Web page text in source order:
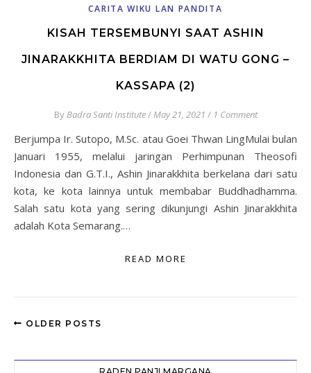
CARITA WIKU LAN PANDITA
KISAH TERSEMBUNYI SAAT ASHIN
JINARAKKHITA BERDIAM DI WATU GONG –
KASSAPA (2)
ByBadra Santi Institute/May 21, 2021 / 1 Comment
Berjumpa Ir. Sutopo, M.Sc. atau Goei Thwan LingMulai bulan
Januari 1955, melalui jaringan Perhimpunan Theosofi
Indonesia dan G.T.I., Ashin Jinarakkhita berkelana dari satu
kota, ke kota lainnya untuk membabar Buddhadhamma.
Salah satu kota yang sering dikunjungi Ashin Jinarakkhita
adalah Kota Semarang.…
READ MORE
OLDER POSTS